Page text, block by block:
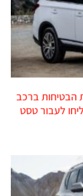
הבטיחות ברכב
לעבור טסט